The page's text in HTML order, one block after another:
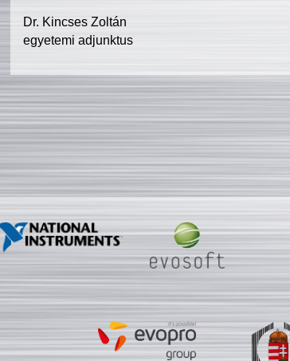
Dr. Kincses Zoltán
egyetemi adjunktus